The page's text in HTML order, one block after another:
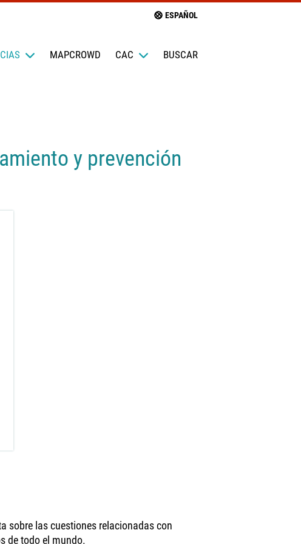
MAPCROWD CAC BUSCAR
ESPAÑOL
y prevención
sobre las cuestiones relacionadas con
de todo el mundo.